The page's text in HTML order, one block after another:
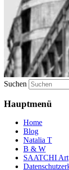
Suchen
Hauptmenü
Home
Blog
Natalia T
B & W
SAATCHI Art